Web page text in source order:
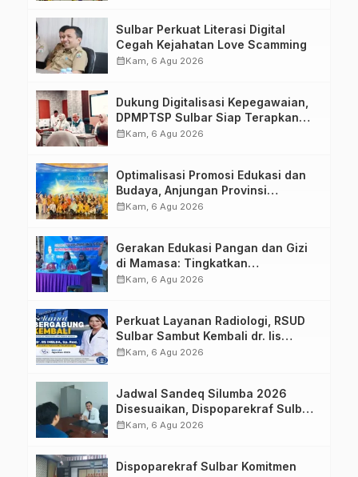
Sulbar Perkuat Literasi Digital
Cegah Kejahatan Love Scamming
calendar_monthKam, 6 Agu 2026
Dukung Digitalisasi Kepegawaian,
DPMPTSP Sulbar Siap Terapkan
Aplikasi FLEKSI ASN
calendar_monthKam, 6 Agu 2026
Optimalisasi Promosi Edukasi dan
Budaya, Anjungan Provinsi
Sulawesi Barat Perkuat Kolaborasi
calendar_monthKam, 6 Agu 2026
Gerakan Edukasi Pangan dan Gizi
di Mamasa: Tingkatkan
Pengetahuan dan Keterampilan
calendar_monthKam, 6 Agu 2026
Perkuat Layanan Radiologi, RSUD
Sulbar Sambut Kembali dr. Iis
Imelda, Sp.Rad
calendar_monthKam, 6 Agu 2026
Jadwal Sandeq Silumba 2026
Disesuaikan, Dispoparekraf Sulbar
Pastikan Persiapan Tetap
calendar_monthKam, 6 Agu 2026
Dispoparekraf Sulbar Komitmen